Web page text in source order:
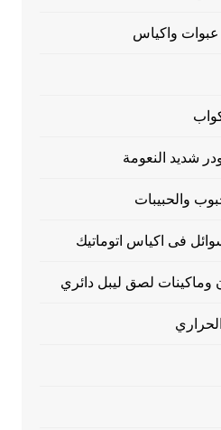
عبوات واكياس
شديد النعومة
والحبيبات
فى اكياس اتوماتيك
وماكينات لصق ليبل دائري